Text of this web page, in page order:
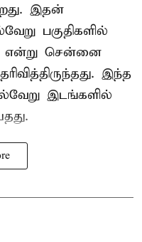
இதன்
பகுதிகளில்
என்று சென்னை
இந்த
இடங்களில்